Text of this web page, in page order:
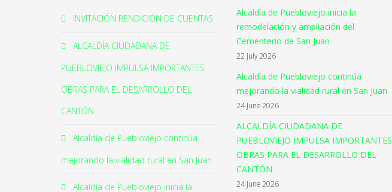
INVITACIÓN RENDICIÓN DE CUENTAS
ALCALDÍA CIUDADANA DE
PUEBLOVIEJO IMPULSA IMPORTANTES
OBRAS PARA EL DESARROLLO DEL
CANTÓN
Alcaldía de Puebloviejo continúa
mejorando la vialidad rural en San Juan
Alcaldía de Puebloviejo inicia la
Alcaldía de Puebloviejo inicia la
remodelación y ampliación del
Cementerio de San Juan
22 July 2026
Alcaldía de Puebloviejo continúa
mejorando la vialidad rural en San Juan
24 June 2026
ALCALDÍA CIUDADANA DE
PUEBLOVIEJO IMPULSA IMPORTANTES
OBRAS PARA EL DESARROLLO DEL
CANTÓN
24 June 2026